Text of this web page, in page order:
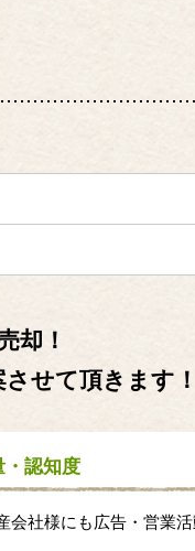
却！
せて頂きます！
・認知度
社様にも広告・営業